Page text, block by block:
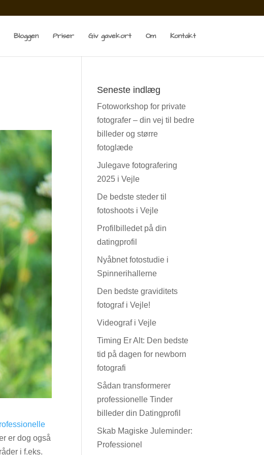
Bloggen Priser Giv gavekort Om Kontakt
er dog også
i f.eks.
Seneste indlæg
Fotoworkshop for private
fotografer – din vej til bedre
billeder og større
fotoglæde
Julegave fotografering
2025 i Vejle
De bedste steder til
fotoshoots i Vejle
Profilbilledet på din
datingprofil
Nyåbnet fotostudie i
Spinnerihallerne
Den bedste graviditets
fotograf i Vejle!
Videograf i Vejle
Timing Er Alt: Den bedste
tid på dagen for newborn
fotografi
Sådan transformerer
professionelle Tinder
billeder din Datingprofil
Skab Magiske Juleminder:
Professionel